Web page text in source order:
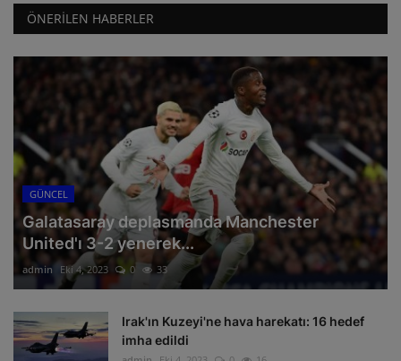
ÖNERILEN HABERLER
GÜNCEL
Galatasaray deplasmanda Manchester
United'ı 3-2 yenerek...
admin Eki 4, 2023 0 33
Irak'ın Kuzeyi'ne hava harekatı: 16 hedef
imha edildi